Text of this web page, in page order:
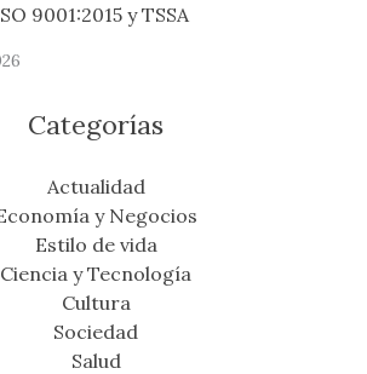
9001:2015 y TSSA
Categorías
Actualidad
y Negocios
Estilo de vida
Ciencia y Tecnología
Cultura
Sociedad
Salud